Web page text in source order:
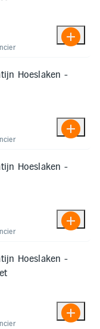
Hoeslaken -
Hoeslaken -
Hoeslaken -